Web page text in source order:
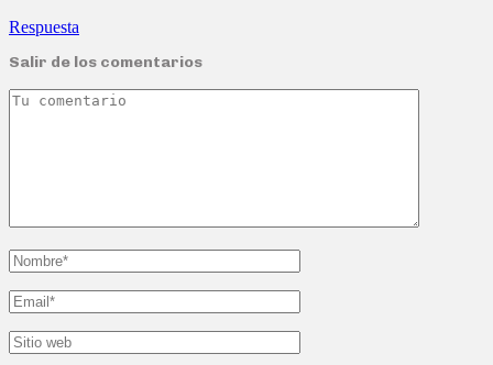
Respuesta
Salir de los comentarios